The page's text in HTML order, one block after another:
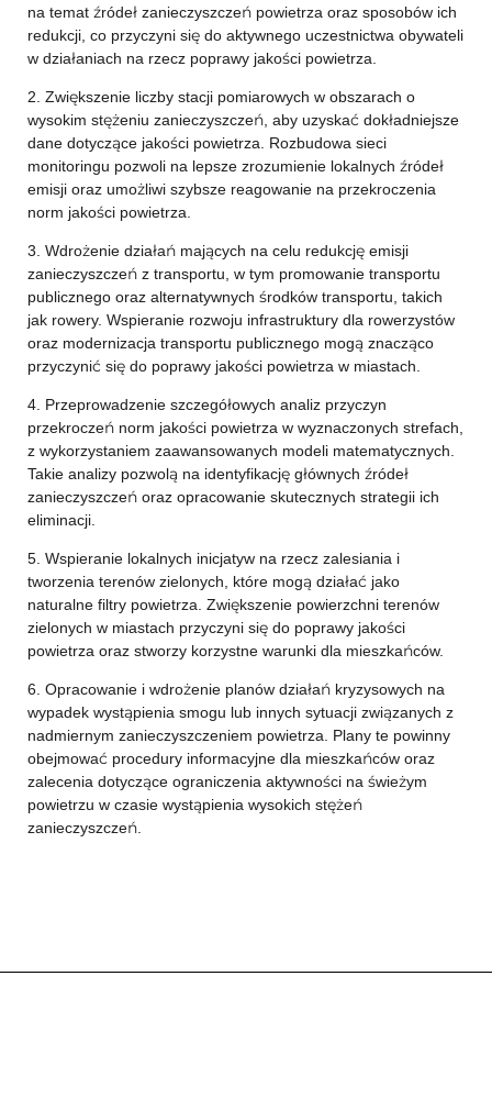
na temat źródeł zanieczyszczeń powietrza oraz sposobów ich
redukcji, co przyczyni się do aktywnego uczestnictwa obywateli
w działaniach na rzecz poprawy jakości powietrza.
2. Zwiększenie liczby stacji pomiarowych w obszarach o
wysokim stężeniu zanieczyszczeń, aby uzyskać dokładniejsze
dane dotyczące jakości powietrza. Rozbudowa sieci
monitoringu pozwoli na lepsze zrozumienie lokalnych źródeł
emisji oraz umożliwi szybsze reagowanie na przekroczenia
norm jakości powietrza.
3. Wdrożenie działań mających na celu redukcję emisji
zanieczyszczeń z transportu, w tym promowanie transportu
publicznego oraz alternatywnych środków transportu, takich
jak rowery. Wspieranie rozwoju infrastruktury dla rowerzystów
oraz modernizacja transportu publicznego mogą znacząco
przyczynić się do poprawy jakości powietrza w miastach.
4. Przeprowadzenie szczegółowych analiz przyczyn
przekroczeń norm jakości powietrza w wyznaczonych strefach,
z wykorzystaniem zaawansowanych modeli matematycznych.
Takie analizy pozwolą na identyfikację głównych źródeł
zanieczyszczeń oraz opracowanie skutecznych strategii ich
eliminacji.
5. Wspieranie lokalnych inicjatyw na rzecz zalesiania i
tworzenia terenów zielonych, które mogą działać jako
naturalne filtry powietrza. Zwiększenie powierzchni terenów
zielonych w miastach przyczyni się do poprawy jakości
powietrza oraz stworzy korzystne warunki dla mieszkańców.
6. Opracowanie i wdrożenie planów działań kryzysowych na
wypadek wystąpienia smogu lub innych sytuacji związanych z
nadmiernym zanieczyszczeniem powietrza. Plany te powinny
obejmować procedury informacyjne dla mieszkańców oraz
zalecenia dotyczące ograniczenia aktywności na świeżym
powietrzu w czasie wystąpienia wysokich stężeń
zanieczyszczeń.